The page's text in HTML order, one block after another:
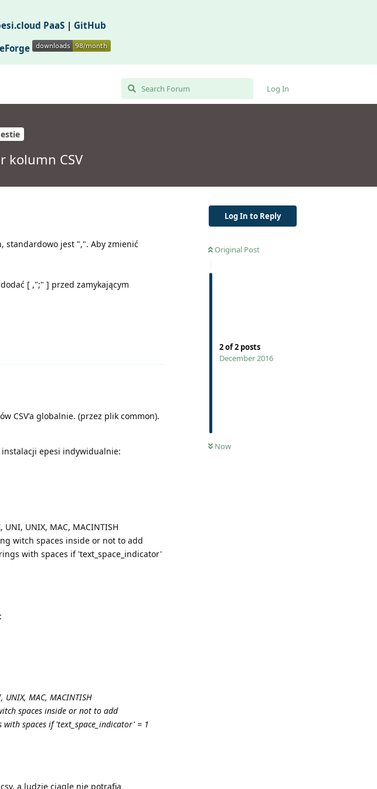
PaaS| GitHub
Log In
kolumn CSV
Log In to Reply
Original Post
2of2 posts
December 2016
Now
standardowo jest ",". Aby zmienić
[ ,";" ] przed zamykającym
CSV'a globalnie. (przez plik common).
epesi indywidualnie:
UNIX, MAC, MACINTISH
witch spaces inside or not to add
with spaces if 'text_space_indicator'
MAC, MACINTISH
spaces inside or not to add
spaces if 'text_space_indicator' = 1
a ludzie ciągle nie potrafią